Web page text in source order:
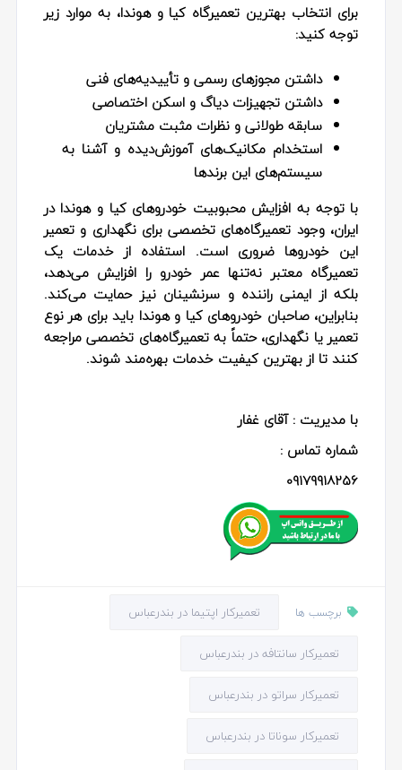
برای انتخاب بهترین تعمیرگاه کیا و هوندا، به موارد زیر
توجه کنید:
داشتن مجوزهای رسمی و تأییدیه‌های فنی
داشتن تجهیزات دیاگ و اسکن اختصاصی
سابقه طولانی و نظرات مثبت مشتریان
استخدام مکانیک‌های آموزش‌دیده و آشنا به
سیستم‌های این برندها
با توجه به افزایش محبوبیت خودروهای کیا و هوندا در
ایران، وجود تعمیرگاه‌های تخصصی برای نگهداری و تعمیر
این خودروها ضروری است. استفاده از خدمات یک
تعمیرگاه معتبر نه‌تنها عمر خودرو را افزایش می‌دهد،
بلکه از ایمنی راننده و سرنشینان نیز حمایت می‌کند.
بنابراین، صاحبان خودروهای کیا و هوندا باید برای هر نوع
تعمیر یا نگهداری، حتماً به تعمیرگاه‌های تخصصی مراجعه
کنند تا از بهترین کیفیت خدمات بهره‌مند شوند.
با مدیریت : آقای غفار
شماره تماس :
09179918256
برچسب ها تعمیرکار اپتیما در بندرعباس
تعمیرکار سانتافه در بندرعباس
تعمیرکار سراتو در بندرعباس
تعمیرکار سوناتا در بندرعباس